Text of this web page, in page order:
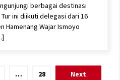
berbagai destinasi
ini diikuti delegasi dari 16
Hamenang Wajar Ismoyo
… 28 Next